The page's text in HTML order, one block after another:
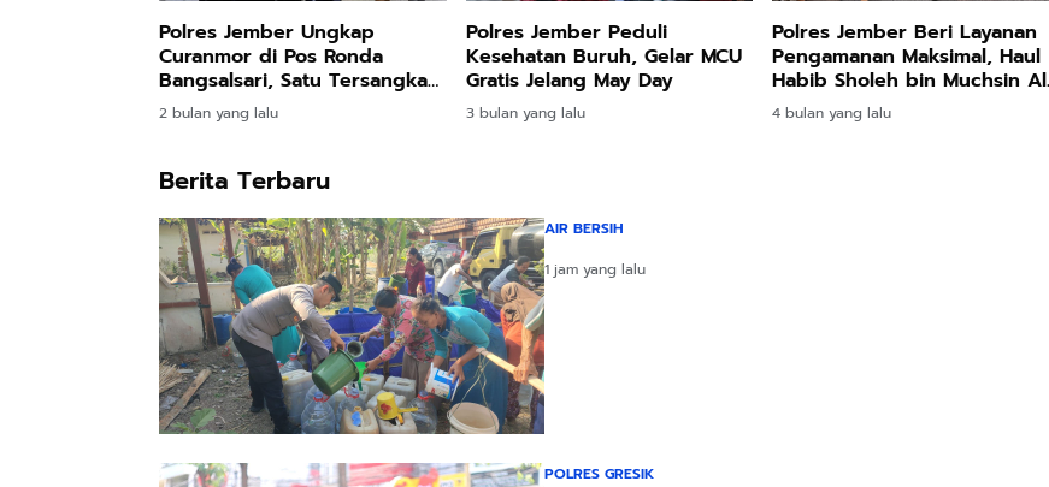
Polres Jember Ungkap
Curanmor di Pos Ronda
Bangsalsari, Satu Tersangka
Diamankan
2 bulan yang lalu
Polres Jember Peduli
Kesehatan Buruh, Gelar MCU
Gratis Jelang May Day
3 bulan yang lalu
Polres Jember Beri Layanan
Pengamanan Maksimal, Haul
Habib Sholeh bin Muchsin Al
Hamid di Tanggul Kondusif
4 bulan yang lalu
Berita Terbaru
AIR BERSIH
1 jam yang lalu
POLRES GRESIK